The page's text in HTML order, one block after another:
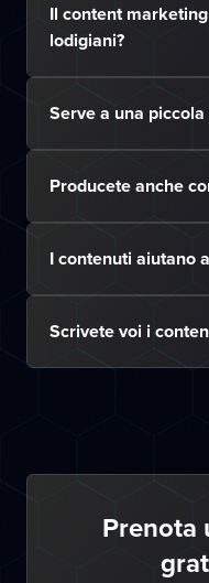
Il content
lodigiani?
Serve a una
Producete anche
I contenuti aiutano
Scrivete voi i
Prenota